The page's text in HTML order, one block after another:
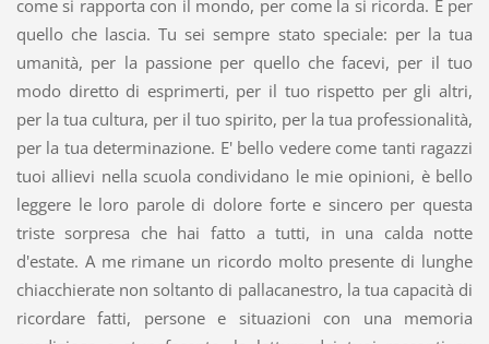
come si rapporta con il mondo, per come la si ricorda. E per
quello che lascia. Tu sei sempre stato speciale: per la tua
umanità, per la passione per quello che facevi, per il tuo
modo diretto di esprimerti, per il tuo rispetto per gli altri,
per la tua cultura, per il tuo spirito, per la tua professionalità,
per la tua determinazione. E' bello vedere come tanti ragazzi
tuoi allievi nella scuola condividano le mie opinioni, è bello
leggere le loro parole di dolore forte e sincero per questa
triste sorpresa che hai fatto a tutti, in una calda notte
d'estate. A me rimane un ricordo molto presente di lunghe
chiacchierate non soltanto di pallacanestro, la tua capacità di
ricordare fatti, persone e situazioni con una memoria